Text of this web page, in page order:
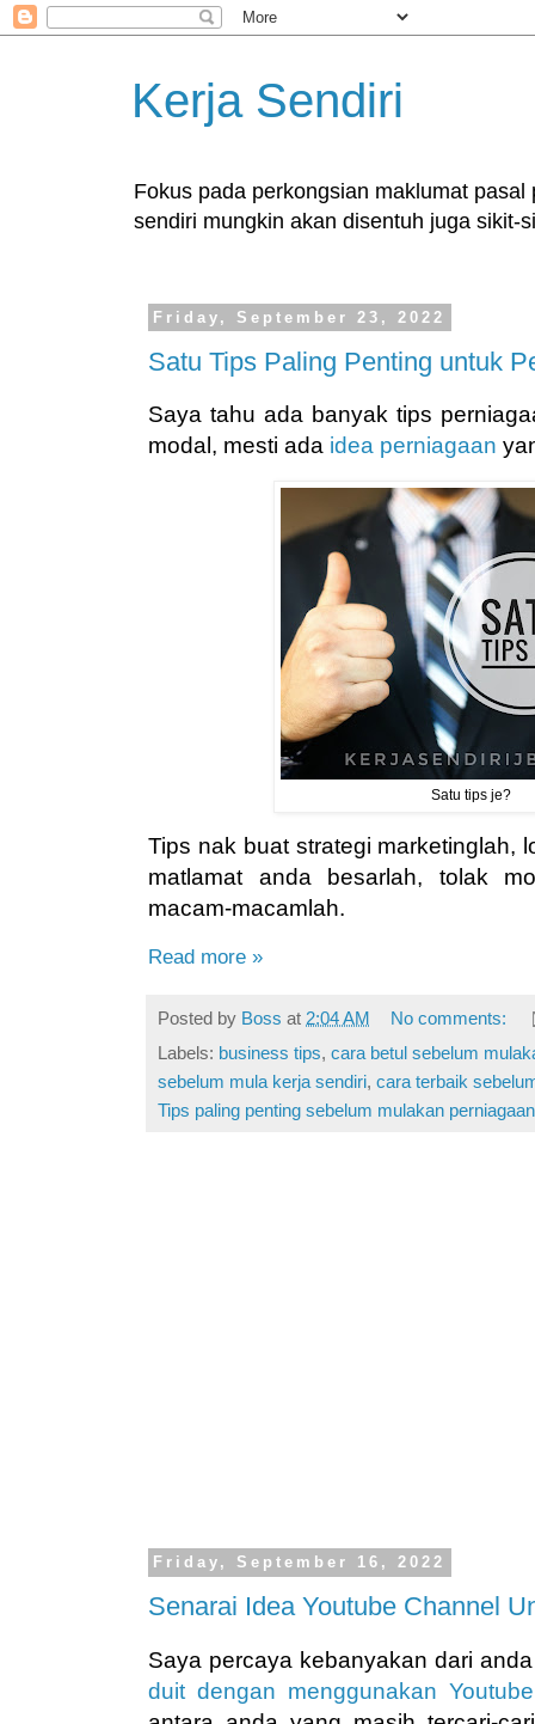
Kerja Sendiri
Fokus pada perkongsian maklumat
sendiri mungkin akan disentuh juga sikit-
Friday, September 23, 2022
Satu Tips Paling Penting untuk
Saya tahu ada banyak tips
modal, mesti ada idea perniagaan
Satu tips je?
Tips nak buat strategi marketinglah,
matlamat anda besarlah, tolak
macam-macamlah.
Read more »
Posted by Boss at 2:04 AM
No comments:
Labels: business tips, cara betul sebelum
sebelum mula kerja sendiri, cara terbaik
Tips paling penting sebelum mulakan perniagaan
Friday, September 16, 2022
Senarai Idea Youtube Channel
Saya percaya kebanyakan dari
duit dengan menggunakan Youtube